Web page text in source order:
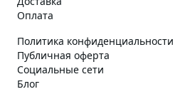
Оплата
Политика конфиденциальности
Публичная оферта
Социальные сети
Блог